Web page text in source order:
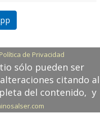
Política de Privacidad
sólo pueden ser
citando al
del contenido, y